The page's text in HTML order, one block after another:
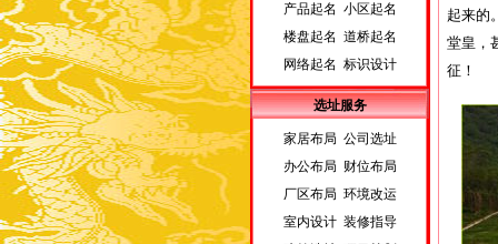
产品起名 小区起名
楼盘起名 道桥起名
网络起名 标识设计
选址服务
家居布局 公司选址
办公布局 财位布局
厂区布局 环境改运
室内设计 装修指导
起来的
堂皇，
征！